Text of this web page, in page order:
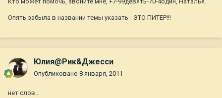
Опять забыла в названии темы указать - ЭТО ПИТЕР!!!
Юлия@Рик&Джесси
Опубликовано 8 января, 2011
нет слов...